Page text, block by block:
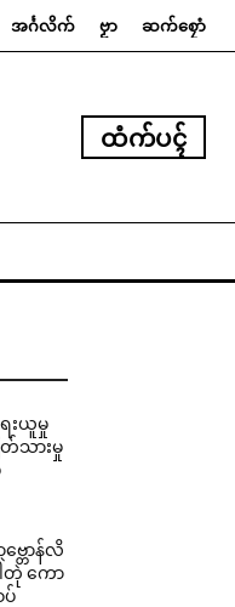
အၚ်္ဂလိက် ဗၟာ ဆက်စၠောံ
ထံက်ပၚ်
ေးယူမှု
တ်သားမှု
တောန်လိ
တုဲ ကော
ပ်